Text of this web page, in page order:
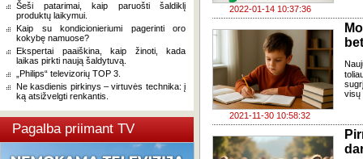
Šeši patarimai, kaip paruošti šaldiklį
produktų laikymui.
Kaip su kondicionieriumi pagerinti oro
kokybę namuose?
Ekspertai paaiškina, kaip žinoti, kada
laikas pirkti naują šaldytuvą.
„Philips“ televizorių TOP 3.
Ne kasdienis pirkinys – virtuvės technika: į
ką atsižvelgti renkantis.
Pagalba priimant TV
2022-01-14 10:37:36
2021-11-30 10:58:32
visų